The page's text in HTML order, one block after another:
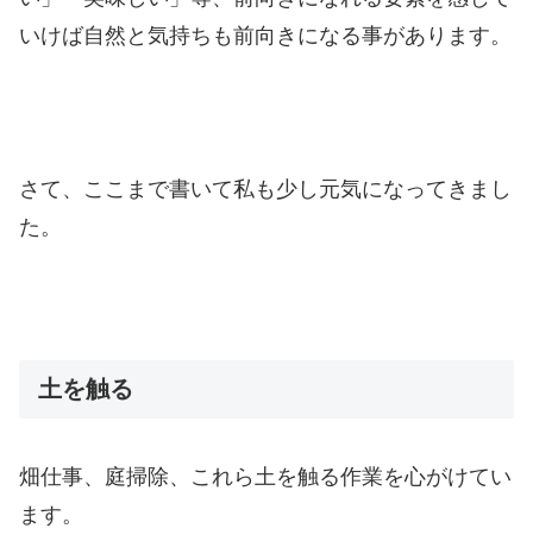
いけば自然と気持ちも前向きになる事があります。
さて、ここまで書いて私も少し元気になってきまし
た。
土を触る
畑仕事、庭掃除、これら土を触る作業を心がけてい
ます。